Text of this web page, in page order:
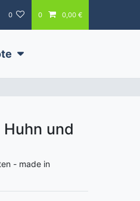
0 0 0,00 €
und
- made in